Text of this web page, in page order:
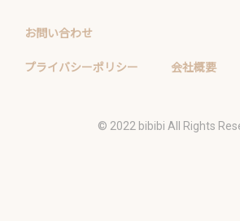
お問い合わせ
プライバシーポリシー 会社概要
©️ 2022 bibibi All Rights